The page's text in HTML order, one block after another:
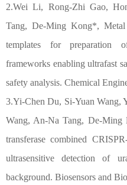
2.Wei Li, Rong-Zhi Gao,
Tang, De-Ming Kong*, Metal
templates for preparation
frameworks enabling ultrafast
safety analysis. Chemical
3.Yi-Chen Du, Si-Yuan Wang,
Wang, An-Na Tang, De-Ming
transferase combined
ultrasensitive detection of
background. Biosensors and